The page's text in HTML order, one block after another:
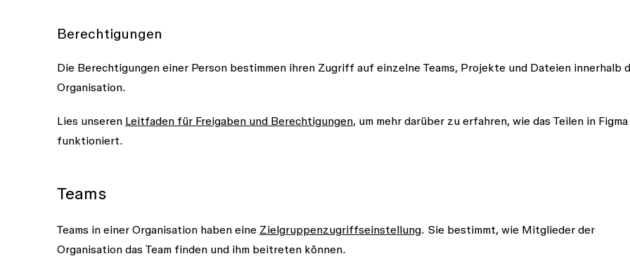
Berechtigungen
Die Berechtigungen einer Person bestimmen ihren Zugriff auf einzelne Teams, Projekte und Dateien innerhalb
Organisation.
Lies unseren Leitfaden für Freigaben und Berechtigungen, um mehr darüber zu erfahren, wie das Teilen in Figma
funktioniert.
Teams
Teams in einer Organisation haben eine Zielgruppenzugriffseinstellung. Sie bestimmt, wie Mitglieder der
Organisation das Team finden und ihm beitreten können.